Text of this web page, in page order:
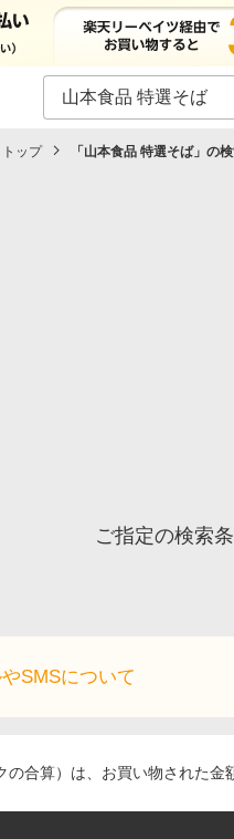
一覧 ショ
トップ 「 山本食品 特選そば」の
ご指定の検索
SMSについて
合算）は、お買い物された